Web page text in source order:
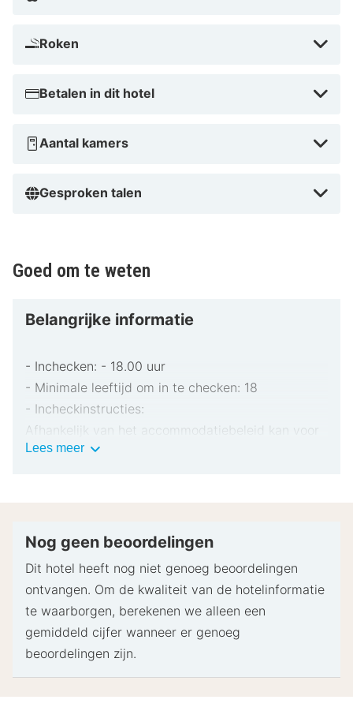
Hallenbad en Kidsworld. Dit hotel met een spa ligt op
Roken
Betalen in dit hotel
Aantal kamers
Gesproken talen
Goed om te weten
Belangrijke informatie
- Inchecken: - 18.00 uur
- Minimale leeftijd om in te checken: 18
- Incheckinstructies:
Afhankelijk van het accommodatiebeleid kan voor
extra personen een toeslag in rekening worden
pinpas of borgsom in contanten te verstrekken
Speciale verzoeken worden onder voorbehoud van
beschikbaarheid bij het inchecken ingewilligd.
Hiervoor kunnen extra kosten in rekening worden
gebracht. Speciale verzoeken kunnen niet worden
gegarandeerd.
Lees meerBelangrijke
Nog geen beoordelingen
Dit hotel heeft nog niet genoeg beoordelingen
ontvangen. Om de kwaliteit van de hotelinformatie
te waarborgen, berekenen we alleen een
gemiddeld cijfer wanneer er genoeg
beoordelingen zijn.